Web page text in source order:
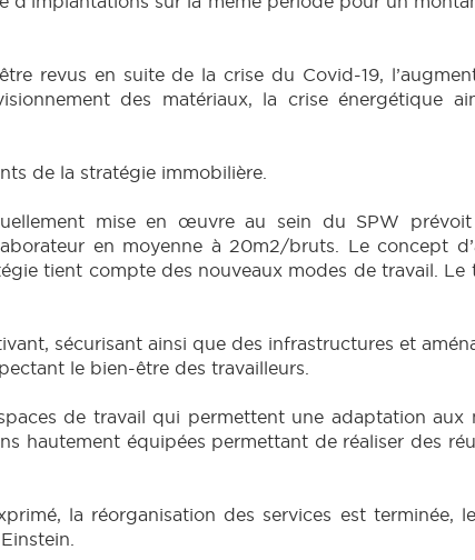
revus en suite de la crise du Covid-19,
des matériaux, la crise énergétique
de la stratégie immobilière.
mise en œuvre au sein du SPW prévoit
en moyenne à 20m2/bruts. Le concept
tient compte des nouveaux modes de travail. Le
sécurisant ainsi que des infrastructures et
le bien-être des travailleurs.
de travail qui permettent une adaptation aux
hautement équipées permettant de réaliser des
la réorganisation des services est terminée,